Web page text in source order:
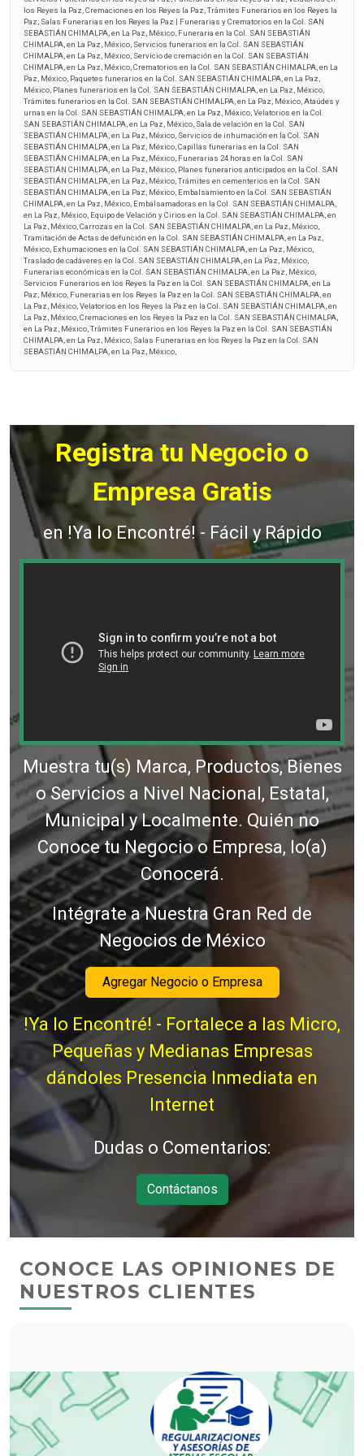
los Reyes la Paz, Cremaciones en los Reyes la Paz, Trámites Funerarios en los Reyes la
Paz, Salas Funerarias en los Reyes la Paz | Funerarias y Crematorios en la Col. SAN
SEBASTIÁN CHIMALPA, en La Paz, México, Funeraria en la Col. SAN SEBASTIÁN
CHIMALPA, en La Paz, México, Servicios funerarios en la Col. SAN SEBASTIÁN
CHIMALPA, en La Paz, México, Servicio de cremación en la Col. SAN SEBASTIÁN
CHIMALPA, en La Paz, México, Crematorios en la Col. SAN SEBASTIÁN CHIMALPA, en La
Paz, México, Paquetes funerarios en la Col. SAN SEBASTIÁN CHIMALPA, en La Paz,
México, Planes funerarios en la Col. SAN SEBASTIÁN CHIMALPA, en La Paz, México,
Trámites funerarios en la Col. SAN SEBASTIÁN CHIMALPA, en La Paz, México, Ataúdes y
urnas en la Col. SAN SEBASTIÁN CHIMALPA, en La Paz, México, Velatorios en la Col.
SAN SEBASTIÁN CHIMALPA, en La Paz, México, Sala de velación en la Col. SAN
SEBASTIÁN CHIMALPA, en La Paz, México, Servicios de inhumación en la Col. SAN
SEBASTIÁN CHIMALPA, en La Paz, México, Capillas funerarias en la Col. SAN
SEBASTIÁN CHIMALPA, en La Paz, México, Funerarias 24 horas en la Col. SAN
SEBASTIÁN CHIMALPA, en La Paz, México, Planes funerarios anticipados en la Col. SAN
SEBASTIÁN CHIMALPA, en La Paz, México, Trámites en cementerios en la Col. SAN
SEBASTIÁN CHIMALPA, en La Paz, México, Embalsamiento en la Col. SAN SEBASTIÁN
CHIMALPA, en La Paz, México, Embalsamadoras en la Col. SAN SEBASTIÁN CHIMALPA,
en La Paz, México, Equipo de Velación y Cirios en la Col. SAN SEBASTIÁN CHIMALPA, en
La Paz, México, Carrozas en la Col. SAN SEBASTIÁN CHIMALPA, en La Paz, México,
Tramitación de Actas de defunción en la Col. SAN SEBASTIÁN CHIMALPA, en La Paz,
México, Exhumaciones en la Col. SAN SEBASTIÁN CHIMALPA, en La Paz, México,
Traslado de cadáveres en la Col. SAN SEBASTIÁN CHIMALPA, en La Paz, México,
Funerarias económicas en la Col. SAN SEBASTIÁN CHIMALPA, en La Paz, México,
Servicios Funerarios en los Reyes la Paz en la Col. SAN SEBASTIÁN CHIMALPA, en La
Paz, México, Funerarias en los Reyes la Paz en la Col. SAN SEBASTIÁN CHIMALPA, en
La Paz, México, Velatorios en los Reyes la Paz en la Col. SAN SEBASTIÁN CHIMALPA, en
La Paz, México, Cremaciones en los Reyes la Paz en la Col. SAN SEBASTIÁN CHIMALPA,
en La Paz, México, Trámites Funerarios en los Reyes la Paz en la Col. SAN SEBASTIÁN
CHIMALPA, en La Paz, México, Salas Funerarias en los Reyes la Paz en la Col. SAN
SEBASTIÁN CHIMALPA, en La Paz, México,
Registra tu Negocio o
Empresa Gratis
en !Ya lo Encontré! - Fácil y Rápido
Muestra tu(s) Marca, Productos, Bienes
o Servicios a Nivel Nacional, Estatal,
Municipal y Localmente. Quién no
Conoce tu Negocio o Empresa, lo(a)
Conocerá.
Intégrate a Nuestra Gran Red de
Negocios de México
Agregar Negocio o Empresa
!Ya lo Encontré! - Fortalece a las Micro,
Pequeñas y Medianas Empresas
dándoles Presencia Inmediata en
Internet
Dudas o Comentarios:
Contáctanos
CONOCE LAS OPINIONES DE
NUESTROS CLIENTES